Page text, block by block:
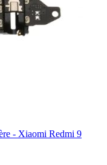
- Xiaomi Redmi 9